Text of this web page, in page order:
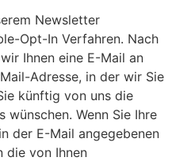
Newsletter
Opt-In Verfahren. Nach
Ihnen eine E-Mail an
Adresse, in der wir Sie
künftig von uns die
wünschen. Wenn Sie Ihre
der E-Mail angegebenen
die von Ihnen